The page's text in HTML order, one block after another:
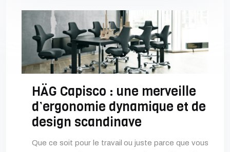
HÄG Capisco : une merveille
d’ergonomie dynamique et de
design scandinave
Que ce soit pour le travail ou juste parce que vous